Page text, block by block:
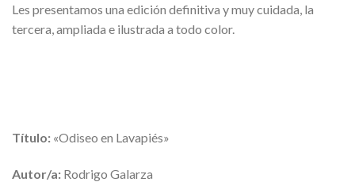
Les presentamos una edición definitiva y muy cuidada, la
tercera, ampliada e ilustrada a todo color.
Título: «Odiseo en Lavapiés»
Autor/a: Rodrigo Galarza